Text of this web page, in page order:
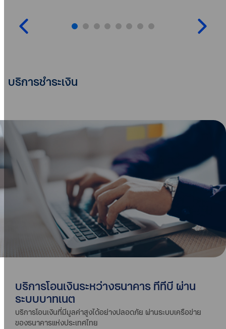
บริการชำระเงิน
บริการโอนเงินระหว่างธนาคาร ทีทีบี ผ่าน
ระบบบาทเนต
บริการโอนเงินที่มีมูลค่าสูงได้อย่างปลอดภัย ผ่านระบบเครือข่าย
ของธนาคารแห่งประเทศไทย